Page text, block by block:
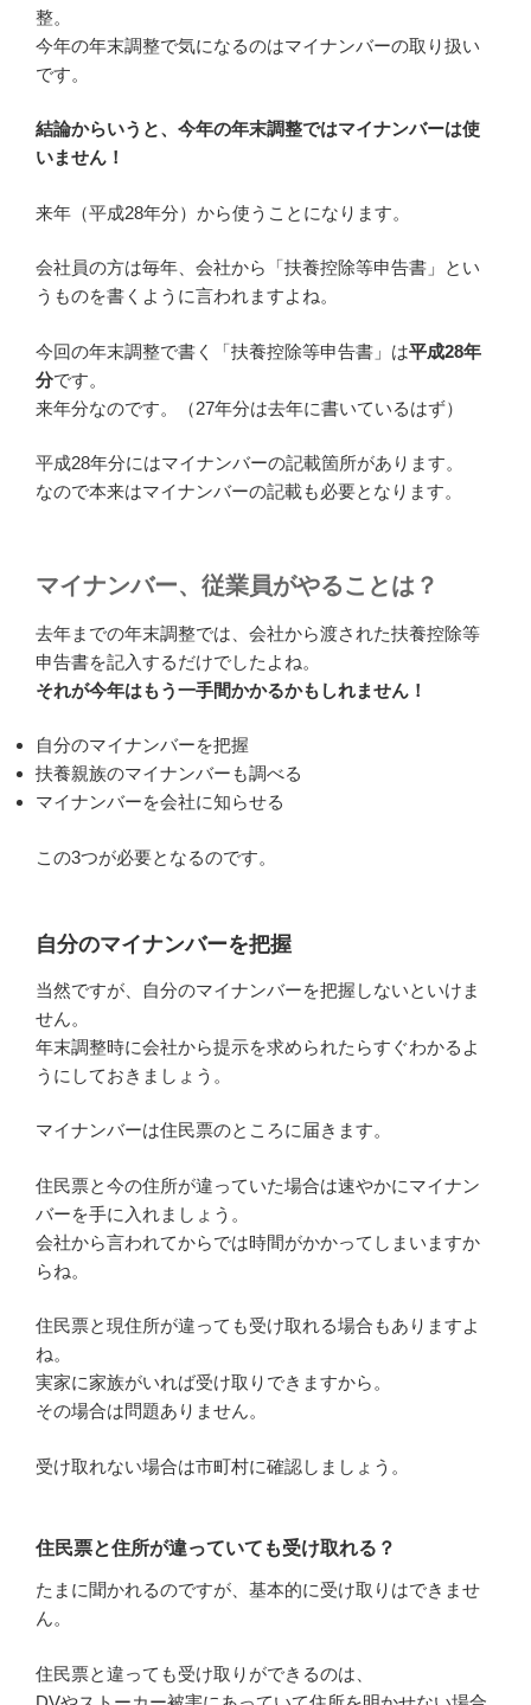
整。
今年の年末調整で気になるのはマイナンバーの取り扱い
です。
結論からいうと、今年の年末調整ではマイナンバーは使
いません！
来年（平成28年分）から使うことになります。
会社員の方は毎年、会社から「扶養控除等申告書」とい
うものを書くように言われますよね。
今回の年末調整で書く「扶養控除等申告書」は平成28年
分です。
来年分なのです。（27年分は去年に書いているはず）
平成28年分にはマイナンバーの記載箇所があります。
なので本来はマイナンバーの記載も必要となります。
マイナンバー、従業員がやることは？
去年までの年末調整では、会社から渡された扶養控除等
申告書を記入するだけでしたよね。
それが今年はもう一手間かかるかもしれません！
自分のマイナンバーを把握
扶養親族のマイナンバーも調べる
マイナンバーを会社に知らせる
この3つが必要となるのです。
自分のマイナンバーを把握
当然ですが、自分のマイナンバーを把握しないといけま
せん。
年末調整時に会社から提示を求められたらすぐわかるよ
うにしておきましょう。
マイナンバーは住民票のところに届きます。
住民票と今の住所が違っていた場合は速やかにマイナン
バーを手に入れましょう。
会社から言われてからでは時間がかかってしまいますか
らね。
住民票と現住所が違っても受け取れる場合もありますよ
ね。
実家に家族がいれば受け取りできますから。
その場合は問題ありません。
受け取れない場合は市町村に確認しましょう。
住民票と住所が違っていても受け取れる？
たまに聞かれるのですが、基本的に受け取りはできませ
ん。
住民票と違っても受け取りができるのは、